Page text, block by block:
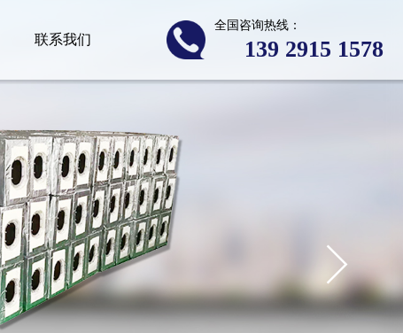
139 2​915 1578
全国咨询热线：
联系我们